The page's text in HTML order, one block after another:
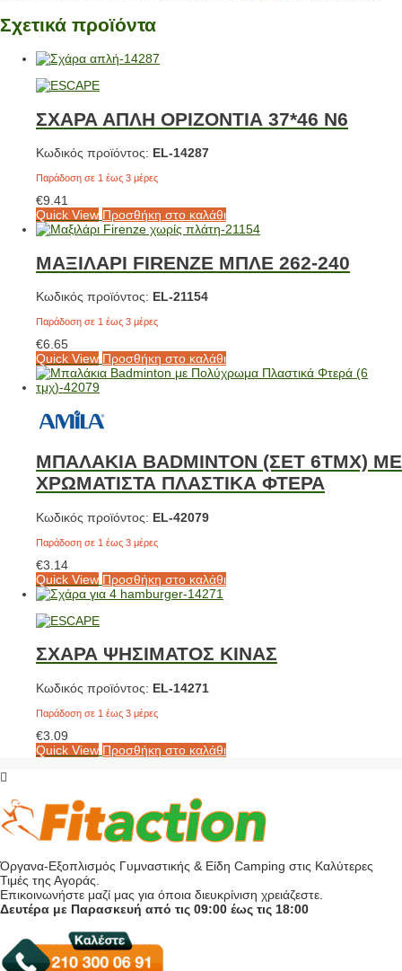
Σχετικά προϊόντα
ΣΧΑΡΑ ΑΠΛΗ ΟΡΙΖΟΝΤΙΑ 37*46 N6
Κωδικός προϊόντος: EL-14287
Παράδοση σε 1 έως 3 μέρες
€9.41
Quick View Προσθήκη στο καλάθι
ΜΑΞΙΛΑΡΙ FIRENZE ΜΠΛΕ 262-240
Κωδικός προϊόντος: EL-21154
Παράδοση σε 1 έως 3 μέρες
€6.65
Quick View Προσθήκη στο καλάθι
ΜΠΑΛΑΚΙΑ BADMINTON (ΣΕΤ 6ΤΜΧ) ΜΕ
ΧΡΩΜΑΤΙΣΤΑ ΠΛΑΣΤΙΚΑ ΦΤΕΡΑ
Κωδικός προϊόντος: EL-42079
Παράδοση σε 1 έως 3 μέρες
€3.14
Quick View Προσθήκη στο καλάθι
ΣΧΑΡΑ ΨΗΣΙΜΑΤΟΣ ΚΙΝΑΣ
Κωδικός προϊόντος: EL-14271
Παράδοση σε 1 έως 3 μέρες
€3.09
Quick View Προσθήκη στο καλάθι
Όργανα-Εξοπλισμός Γυμναστικής & Είδη Camping στις Καλύτερες
Τιμές της Αγοράς.
Επικοινωνήστε μαζί μας για όποια διευκρίνιση χρειάζεστε.
Δευτέρα με Παρασκευή από τις 09:00 έως τις 18:00